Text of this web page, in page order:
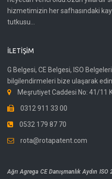
hizmetimizin her safhasındaki
tutkusu...
İLETIŞIM
G Belgesi, CE Belgesi, ISO
bilgilendirmeleri bize ulaşarak
Meşrutiyet Caddesi No: 41/11
0312 911 33 00
0532 179 87 70
rota@rotapatent.com
Ağrı Agrega CE Danışmanlık Aydın ISO